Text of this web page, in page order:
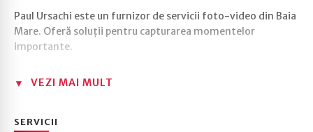
Paul Ursachi este un furnizor de servicii foto-video din Baia
Mare. Oferă soluții pentru capturarea momentelor
importante.
VEZI MAI MULT
SERVICII